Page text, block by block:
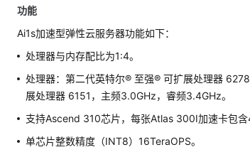
功能
Ai1s加速型弹性云服务器功能如下：
处理器与内存配比为1:4。
处理器：第二代英特尔® 至强® 可扩展处理器
展处理器 6151，主频3.0GHz，睿频3.4GHz。
支持Ascend 310芯片，每张Atlas 300I加速卡包含
单芯片整数精度（INT8）16TeraOPS。